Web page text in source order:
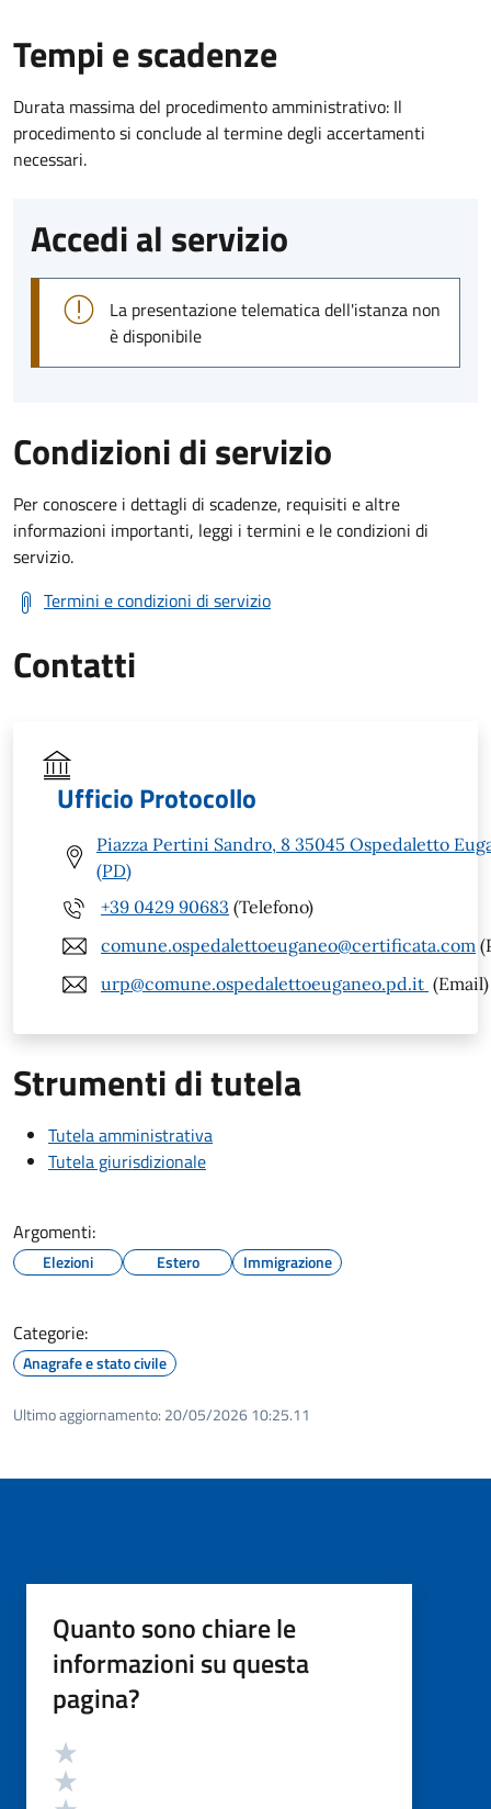
Tempi e scadenze
Durata massima del procedimento amministrativo: Il
procedimento si conclude al termine degli accertamenti
necessari.
Accedi al servizio
La presentazione telematica dell'istanza non
è disponibile
Condizioni di servizio
Per conoscere i dettagli di scadenze, requisiti e altre
informazioni importanti, leggi i termini e le condizioni di
servizio.
Termini e condizioni di servizio
Contatti
Ufficio Protocollo
Piazza Pertini Sandro, 8 35045 Ospedaletto
(PD)
+39 0429 90683 (Telefono)
comune.ospedalettoeuganeo@certificata.com
urp@comune.ospedalettoeuganeo.pd.it (Email)
Strumenti di tutela
Tutela amministrativa
Tutela giurisdizionale
Argomenti:
Elezioni Estero Immigrazione
Categorie:
Anagrafe e stato civile
Ultimo aggiornamento: 20/05/2026 10:25.11
Quanto sono chiare le
informazioni su questa
pagina?
Valutazione